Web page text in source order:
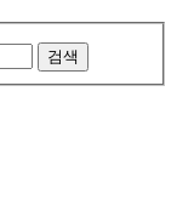
검색